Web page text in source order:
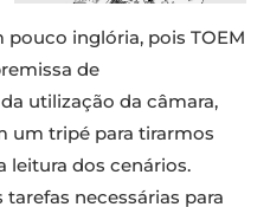
inglória, pois TOEM
de
utilização da câmara,
um tripé para tirarmos
leitura dos cenários.
necessárias para